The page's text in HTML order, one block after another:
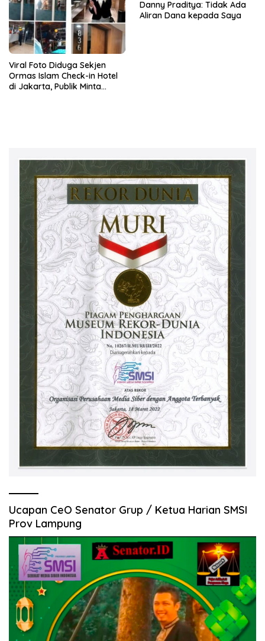
Viral Foto Diduga Sekjen
Ormas Islam Check-in Hotel
di Jakarta, Publik Minta
Danny Praditya: Tidak Ada
Aliran Dana kepada Saya
Ucapan CeO Senator Grup / Ketua Harian SMSI
Prov Lampung